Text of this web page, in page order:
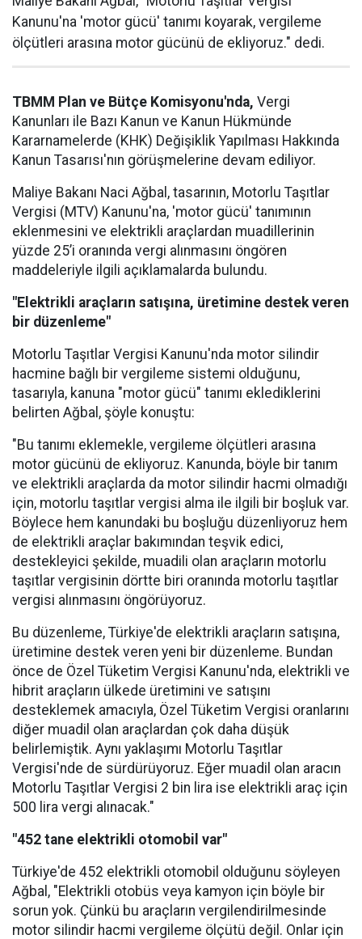
Kanunu'na 'motor gücü' tanımı koyarak, vergileme
ölçütleri arasına motor gücünü de ekliyoruz." dedi.
TBMM Plan ve Bütçe Komisyonu'nda, Vergi
Kanunları ile Bazı Kanun ve Kanun Hükmünde
Kararnamelerde (KHK) Değişiklik Yapılması Hakkında
Kanun Tasarısı'nın görüşmelerine devam ediliyor.
Maliye Bakanı Naci Ağbal, tasarının, Motorlu Taşıtlar
Vergisi (MTV) Kanunu'na, 'motor gücü' tanımının
eklenmesini ve elektrikli araçlardan muadillerinin
yüzde 25’i oranında vergi alınmasını öngören
maddeleriyle ilgili açıklamalarda bulundu.
"Elektrikli araçların satışına, üretimine destek veren
bir düzenleme"
Motorlu Taşıtlar Vergisi Kanunu'nda motor silindir
hacmine bağlı bir vergileme sistemi olduğunu,
tasarıyla, kanuna "motor gücü" tanımı eklediklerini
belirten Ağbal, şöyle konuştu:
"Bu tanımı eklemekle, vergileme ölçütleri arasına
motor gücünü de ekliyoruz. Kanunda, böyle bir tanım
ve elektrikli araçlarda da motor silindir hacmi olmadığı
için, motorlu taşıtlar vergisi alma ile ilgili bir boşluk var.
Böylece hem kanundaki bu boşluğu düzenliyoruz hem
de elektrikli araçlar bakımından teşvik edici,
destekleyici şekilde, muadili olan araçların motorlu
taşıtlar vergisinin dörtte biri oranında motorlu taşıtlar
vergisi alınmasını öngörüyoruz.
Bu düzenleme, Türkiye'de elektrikli araçların satışına,
üretimine destek veren yeni bir düzenleme. Bundan
önce de Özel Tüketim Vergisi Kanunu'nda, elektrikli ve
hibrit araçların ülkede üretimini ve satışını
desteklemek amacıyla, Özel Tüketim Vergisi oranlarını
diğer muadil olan araçlardan çok daha düşük
belirlemiştik. Aynı yaklaşımı Motorlu Taşıtlar
Vergisi'nde de sürdürüyoruz. Eğer muadil olan aracın
Motorlu Taşıtlar Vergisi 2 bin lira ise elektrikli araç için
500 lira vergi alınacak."
"452 tane elektrikli otomobil var"
Türkiye'de 452 elektrikli otomobil olduğunu söyleyen
Ağbal, "Elektrikli otobüs veya kamyon için böyle bir
sorun yok. Çünkü bu araçların vergilendirilmesinde
motor silindir hacmi vergileme ölçütü değil. Onlar için